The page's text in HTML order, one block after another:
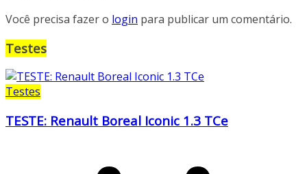
Você precisa fazer o login para publicar um comentário.
Testes
Testes
TESTE: Renault Boreal Iconic 1.3 TCe